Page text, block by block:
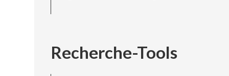
Recherche-Tools